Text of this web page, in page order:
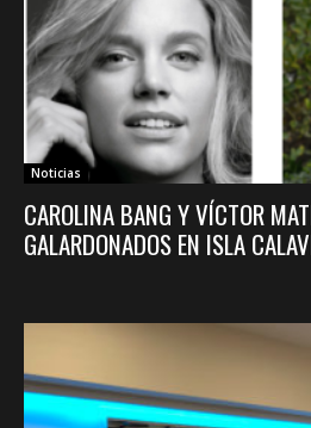
Noticias
CAROLINA BANG Y VÍCTOR
GALARDONADOS EN ISLA